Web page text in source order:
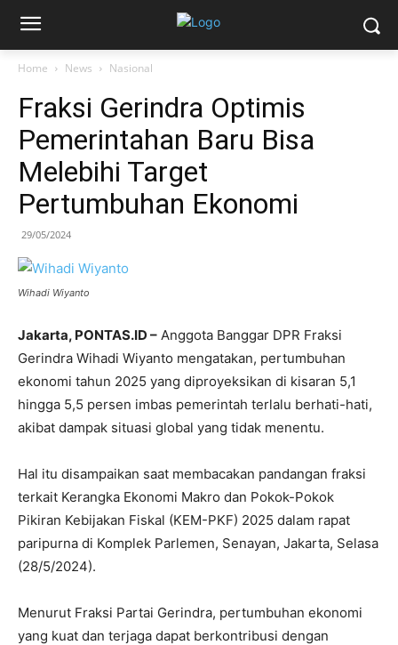
Home News Nasional
Fraksi Gerindra Optimis
Pemerintahan Baru Bisa
Melebihi Target
Pertumbuhan Ekonomi
29/05/2024
Wihadi Wiyanto
Jakarta, PONTAS.ID – Anggota Banggar DPR Fraksi
Gerindra Wihadi Wiyanto mengatakan, pertumbuhan
ekonomi tahun 2025 yang diproyeksikan di kisaran 5,1
hingga 5,5 persen imbas pemerintah terlalu berhati-hati,
akibat dampak situasi global yang tidak menentu.
Hal itu disampaikan saat membacakan pandangan fraksi
terkait Kerangka Ekonomi Makro dan Pokok-Pokok
Pikiran Kebijakan Fiskal (KEM-PKF) 2025 dalam rapat
paripurna di Komplek Parlemen, Senayan, Jakarta, Selasa
(28/5/2024).
Menurut Fraksi Partai Gerindra, pertumbuhan ekonomi
yang kuat dan terjaga dapat berkontribusi dengan